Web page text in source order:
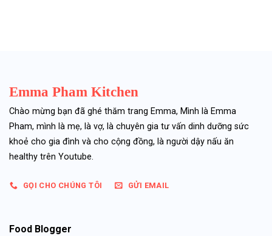
Emma Pham Kitchen
Chào mừng bạn đã ghé thăm trang Emma, Mình là Emma
Pham, mình là mẹ, là vợ, là chuyên gia tư vấn dinh dưỡng sức
khoẻ cho gia đình và cho cộng đồng, là người dậy nấu ăn
healthy trên Youtube.
GỌI CHO CHÚNG TÔI GỬI EMAIL
Food Blogger